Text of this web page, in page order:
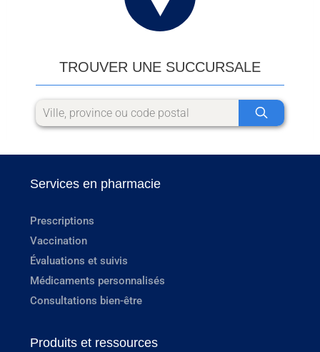
TROUVER UNE SUCCURSALE
Services en pharmacie
Prescriptions
Vaccination
Évaluations et suivis
Médicaments personnalisés
Consultations bien-être
Produits et ressources